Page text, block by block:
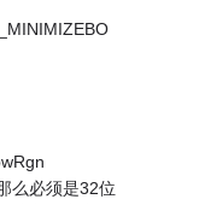
么必须是32位